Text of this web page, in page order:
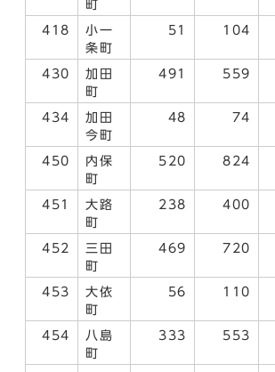
町
418
小一
条町
51 104
430
加田
町
491 559
434
加田
今町
48 74
450
内保
町
520 824
451
大路
町
238 400
452
三田
町
469 720
453
大依
町
56 110
454
八島
町
333 553